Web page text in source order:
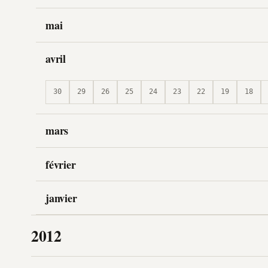
mai
avril
30 29 26 25 24 23 22 19 18
mars
février
janvier
2012